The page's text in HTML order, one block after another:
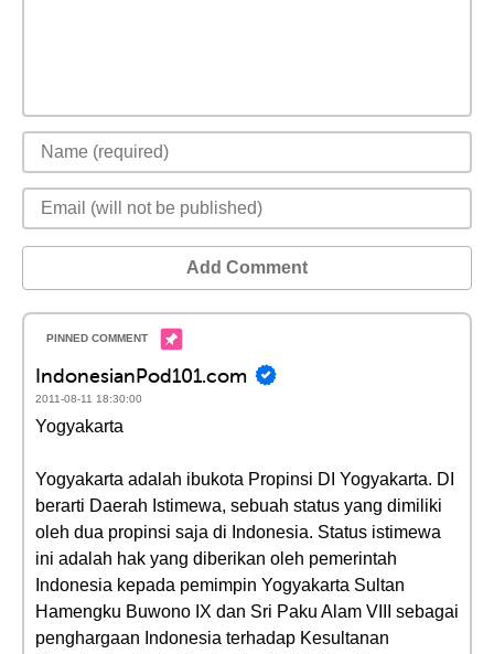
Add Comment
IndonesianPod101.com
2011-08-11 18:30:00
Yogyakarta
Yogyakarta adalah ibukota Propinsi DI Yogyakarta. DI
berarti Daerah Istimewa, sebuah status yang dimiliki
oleh dua propinsi saja di Indonesia. Status istimewa
ini adalah hak yang diberikan oleh pemerintah
Indonesia kepada pemimpin Yogyakarta Sultan
Hamengku Buwono IX dan Sri Paku Alam VIII sebagai
penghargaan Indonesia terhadap Kesultanan